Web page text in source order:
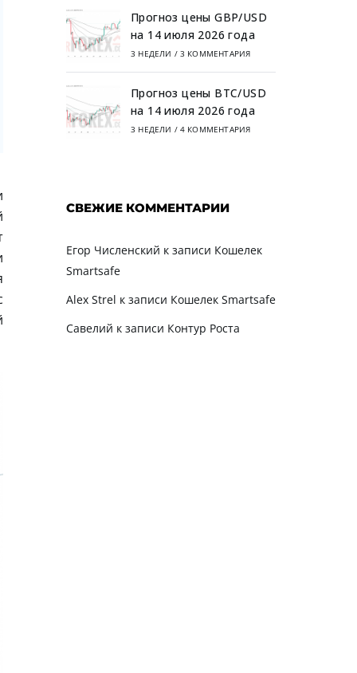
Прогноз цены GBP/USD
на 14 июля 2026 года
3 НЕДЕЛИ / 3 КОММЕНТАРИЯ
Прогноз цены BTC/USD
на 14 июля 2026 года
3 НЕДЕЛИ / 4 КОММЕНТАРИЯ
СВЕЖИЕ КОММЕНТАРИИ
Егор Численский к записи Кошелек
Smartsafe
Alex Strel к записи Кошелек Smartsafe
Савелий к записи Контур Роста